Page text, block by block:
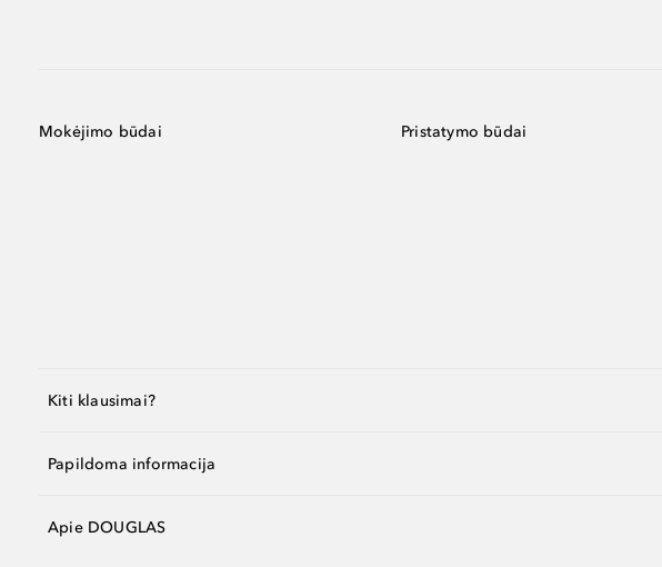
Mokėjimo būdai Pristatymo būdai
Kiti klausimai?
Papildoma informacija
Apie DOUGLAS